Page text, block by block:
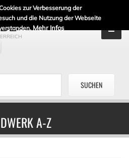
zur Verbesserung der
und die Nutzung der Webseite
Mehr Infos
A-Z